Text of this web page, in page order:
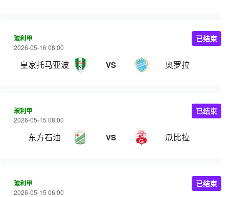
玻利甲
2026-05-16 08:00
皇家托马亚波 VS 奥罗拉
已结束
玻利甲
2026-05-15 08:00
东方石油 VS 瓜比拉
已结束
玻利甲
2026-05-15 06:00
已结束